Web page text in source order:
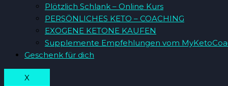
Plötzlich Schlank – Online Kurs
PERSÖNLICHES KETO – COACHING
EXOGENE KETONE KAUFEN
Supplemente Empfehlungen vom
Geschenk für dich
X